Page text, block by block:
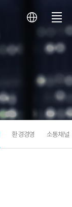
언
메
환경경영 소통채널